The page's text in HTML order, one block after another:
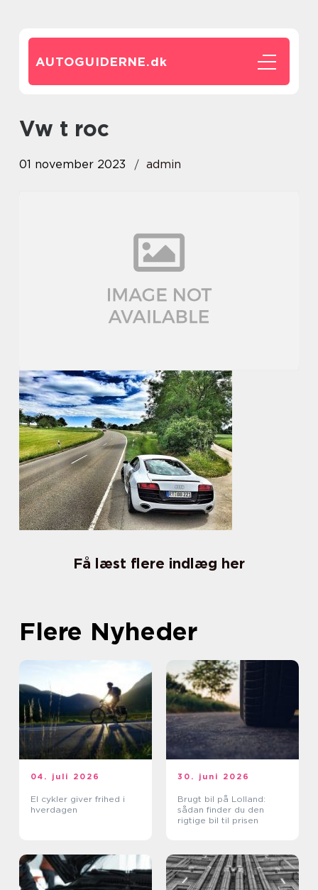
AUTOGUIDERNE.dk
vw t roc
01 november 2023 admin
Få læst flere indlæg her
Flere Nyheder
04. juli 2026
El cykler giver frihed i
hverdagen
30. juni 2026
Brugt bil på Lolland:
sådan finder du den
rigtige bil til prisen